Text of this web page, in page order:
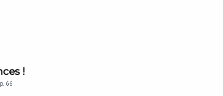
!
66